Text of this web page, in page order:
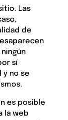
Las
de
sí
y no se
es posible
la web